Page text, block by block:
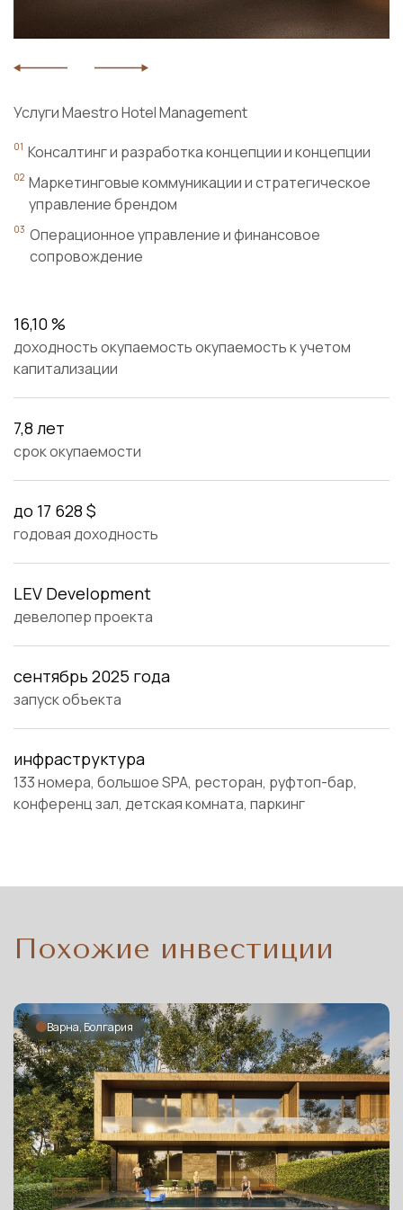
16,10 %
доходность окупаемость окупаемость к учетом
капитализации
7,8 лет
срок окупаемости
до 17 628 $
годовая доходность
LEV Development
девелопер проекта
сентябрь 2025 года
запуск объекта
инфраструктура
133 номера, большое SPA, ресторан, руфтоп-бар,
конференц зал, детская комната, паркинг
Услуги Maestro Hotel Management
Консалтинг и разработка концепции и концепции
Маркетинговые коммуникации и стратегическое
управление брендом
Операционное управление и финансовое
сопровождение
Похожие инвестиции
Варна, Болгария